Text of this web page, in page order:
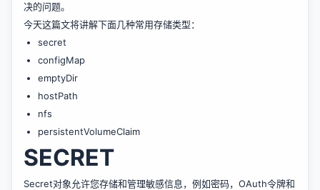
决的问题。
今天这篇文将讲解下面几种常用存储类型：
secret
configMap
emptyDir
hostPath
nfs
persistentVolumeClaim
SECRET
Secret对象允许您存储和管理敏感信息，例如密码，OAuth令牌和